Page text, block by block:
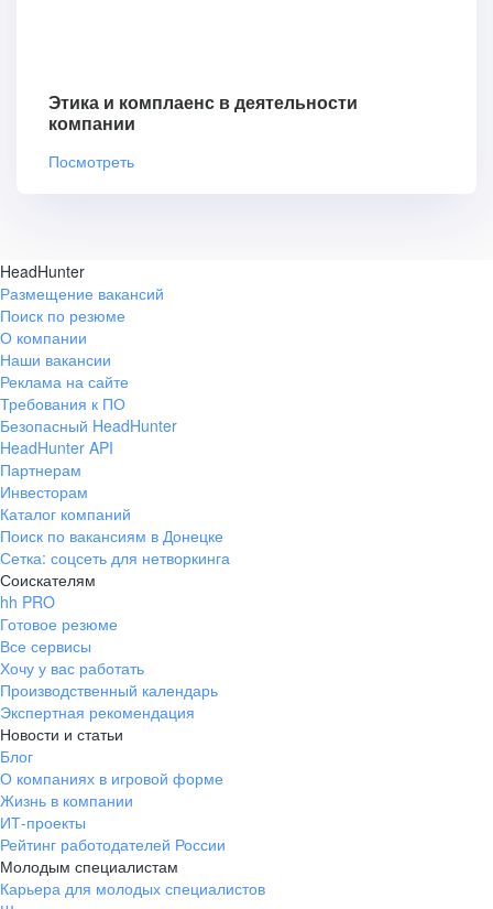
Этика и комплаенс в деятельности
компании
Посмотреть
HeadHunter
Размещение вакансий
Поиск по резюме
О компании
Наши вакансии
Реклама на сайте
Требования к ПО
Безопасный HeadHunter
HeadHunter API
Партнерам
Инвесторам
Каталог компаний
Поиск по вакансиям в Донецке
Сетка: соцсеть для нетворкинга
Соискателям
hh PRO
Готовое резюме
Все сервисы
Хочу у вас работать
Производственный календарь
Экспертная рекомендация
Новости и статьи
Блог
О компаниях в игровой форме
Жизнь в компании
ИТ-проекты
Рейтинг работодателей России
Молодым специалистам
Карьера для молодых специалистов